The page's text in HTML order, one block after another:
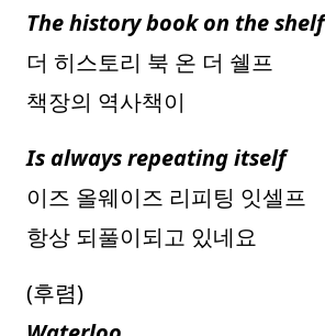
The history book on the shelf
더 히스토리 북 온 더 쉘프
책장의 역사책이
Is always repeating itself
이즈 올웨이즈 리피팅 잇셀프
항상 되풀이되고 있네요
(후렴)